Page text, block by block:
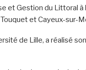
et Gestion du Littoral
et Cayeux-sur-
de Lille, a réalisé